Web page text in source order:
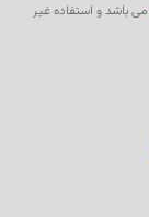
می باشد و استفاده غیر